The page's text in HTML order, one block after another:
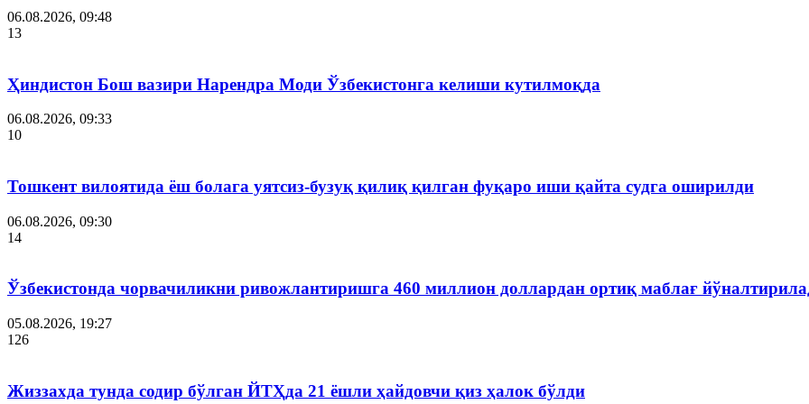
06.08.2026, 09:48
13
Ҳиндистон Бош вазири Нарендра Моди Ўзбекистонга келиши кутилмоқда
06.08.2026, 09:33
10
Тошкент вилоятида ёш болага уятсиз-бузуқ қилиқ қилган фуқаро иши қайта судга оширилди
06.08.2026, 09:30
14
Ўзбекистонда чорвачиликни ривожлантиришга 460 миллион доллардан ортиқ маблағ
05.08.2026, 19:27
126
Жиззахда тунда содир бўлган ЙТҲда 21 ёшли ҳайдовчи қиз ҳалок бўлди